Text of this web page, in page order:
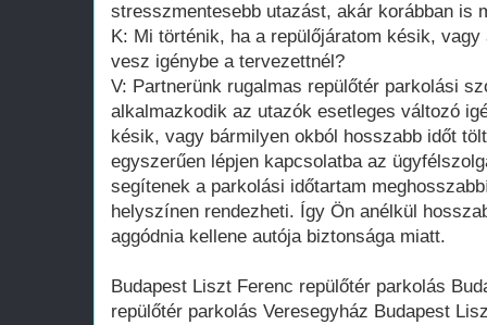
stresszmentesebb utazást, akár korábban is
K: Mi történik, ha a repülőjáratom késik,
vesz igénybe a tervezettnél?
V: Partnerünk rugalmas repülőtér parkolási
alkalmazkodik az utazók esetleges változó
késik, vagy bármilyen okból hosszabb időt
egyszerűen lépjen kapcsolatba az
segítenek a parkolási időtartam
helyszínen rendezheti. Így Ön anélkül
aggódnia kellene autója biztonsága miatt.
Budapest Liszt Ferenc repülőtér parkolás
repülőtér parkolás Veresegyház Budapest